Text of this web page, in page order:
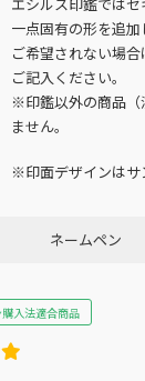
一点固有の形を追加
ご希望されない場
ご記入ください。
※印鑑以外の商品（
ません。
※印面デザインはサ
ネームペン
購入法適合商品